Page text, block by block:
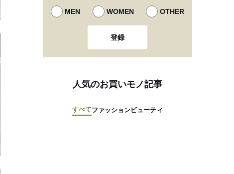
MEN WOMEN OTHER
登録
人気のお買いモノ記事
すべてファッションビューティ